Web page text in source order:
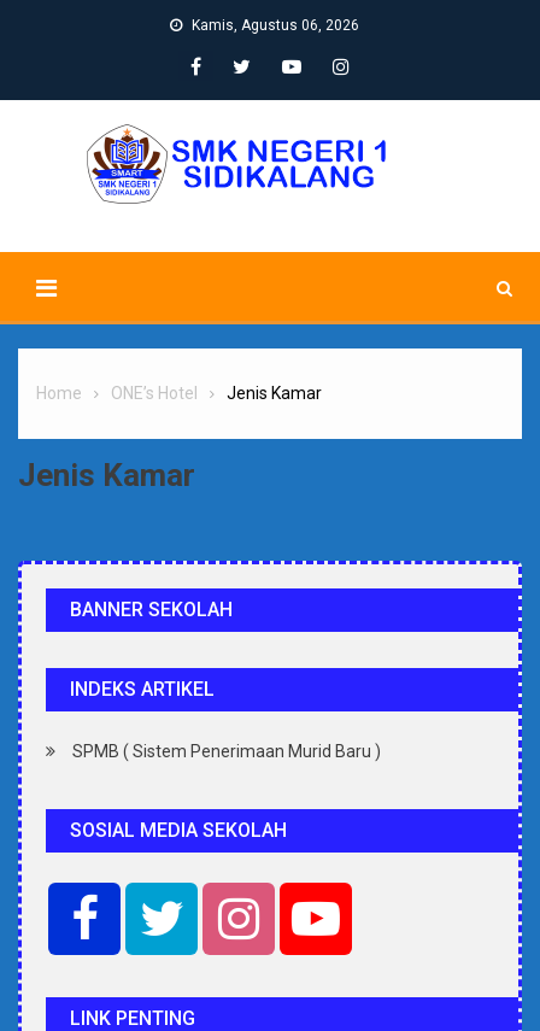
Kamis, Agustus 06, 2026
Home ONE’s Hotel Jenis Kamar
Jenis Kamar
BANNER SEKOLAH
INDEKS ARTIKEL
SPMB ( Sistem Penerimaan Murid Baru )
SOSIAL MEDIA SEKOLAH
LINK PENTING